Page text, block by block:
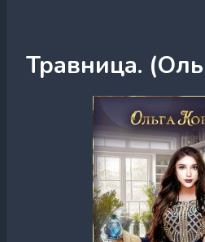
Травница.